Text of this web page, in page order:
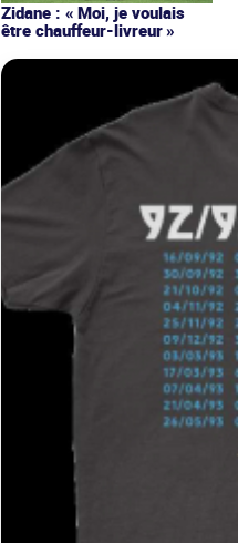
Zidane : « Moi, je voulais
être chauffeur-livreur »